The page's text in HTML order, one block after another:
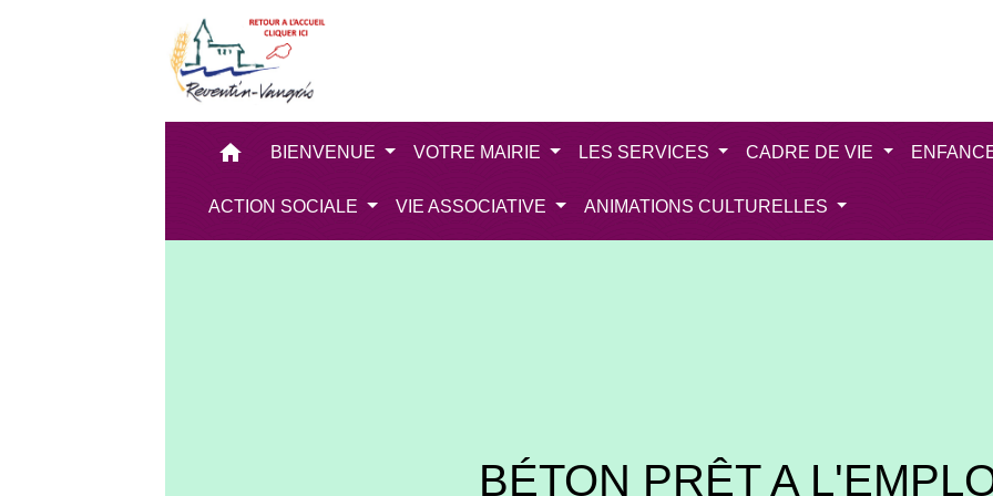
home BIENVENUE VOTRE MAIRIE LES SERVICES CADRE DE VIE
ACTION SOCIALE VIE ASSOCIATIVE ANIMATIONS CULTURELLES
BÉTON PRÊT A